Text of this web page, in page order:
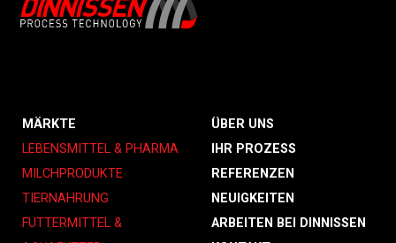
MÄRKTE
LEBENSMITTEL & PHARMA
MILCHPRODUKTE
TIERNAHRUNG
FUTTERMITTEL &
ÜBER UNS
IHR PROZESS
REFERENZEN
NEUIGKEITEN
ARBEITEN BEI DINNISSEN